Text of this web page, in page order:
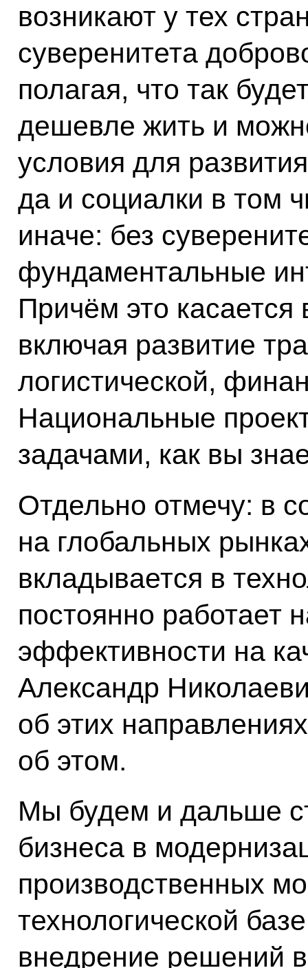
возникают у тех
суверенитета
полагая, что так
дешевле жить и
условия для
да и социалки в том
иначе: без
фундаментальные
Причём это касается
включая развитие
логистической,
Национальные
задачами, как вы
Отдельно отмечу: в
на глобальных
вкладывается в
постоянно работает
эффективности на
Александр
об этих
об этом.
Мы будем и дальше
бизнеса в
производственных
технологической
внедрение решений